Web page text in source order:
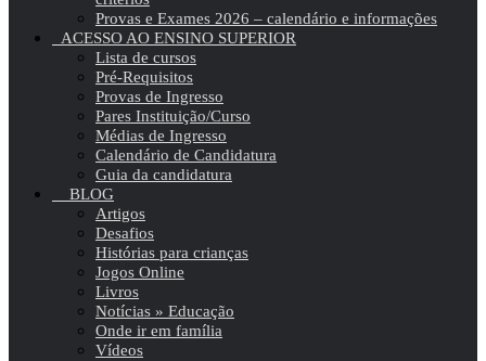
Provas e Exames 2026 – calendário e informações
ACESSO AO ENSINO SUPERIOR
Lista de cursos
Pré-Requisitos
Provas de Ingresso
Pares Instituição/Curso
Médias de Ingresso
Calendário de Candidatura
Guia da candidatura
BLOG
Artigos
Desafios
Histórias para crianças
Jogos Online
Livros
Notícias » Educação
Onde ir em família
Vídeos